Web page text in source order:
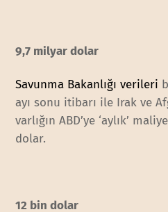
9,7 milyar dolar
Savunma Bakanlığı verileri
ayı sonu itibarı ile Irak ve
varlığın ABD’ye ‘aylık’
dolar.
12 bin dolar